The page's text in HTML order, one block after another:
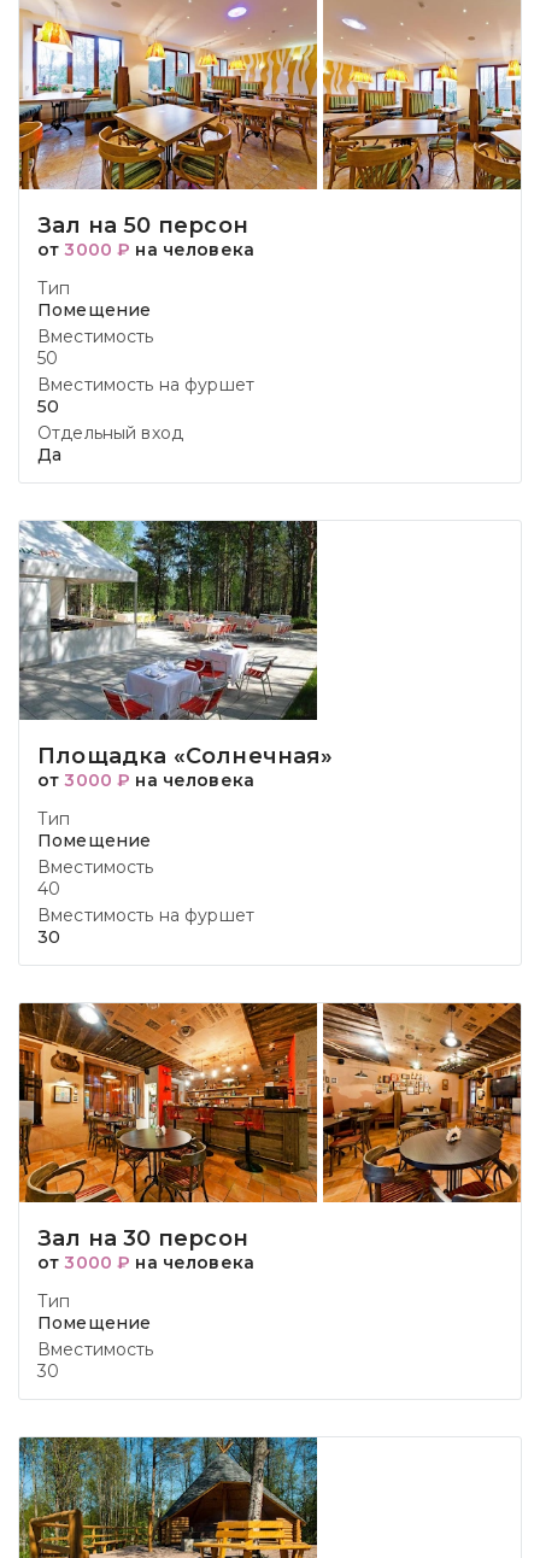
Зал на 50 персон
от3000 ₽ на человека
Тип
Помещение
Вместимость
50
Вместимость на фуршет
50
Отдельный вход
Да
Площадка «Солнечная»
от3000 ₽ на человека
Тип
Помещение
Вместимость
40
Вместимость на фуршет
30
Зал на 30 персон
от3000 ₽ на человека
Тип
Помещение
Вместимость
30